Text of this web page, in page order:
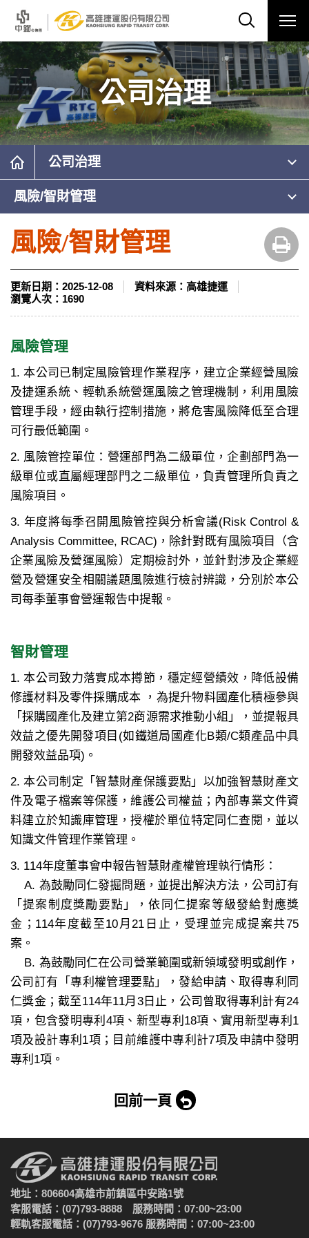
公司治理
公司治理
風險/智財管理
風險/智財管理
更新日期： 2025-12-08 資料來源： 高雄捷運
瀏覽人次： 1690
風險管理
1. 本公司已制定風險管理作業程序，建立企業經營風險
及捷運系統、輕軌系統營運風險之管理機制，利用風險
管理手段，經由執行控制措施，將危害風險降低至合理
可行最低範圍。
2. 風險管控單位：營運部門為二級單位，企劃部門為一
級單位或直屬經理部門之二級單位，負責管理所負責之
風險項目。
3. 年度將每季召開風險管控與分析會議(Risk Control &
Analysis Committee, RCAC)，除針對既有風險項目（含
企業風險及營運風險）定期檢討外，並針對涉及企業經
營及營運安全相關議題風險進行檢討辨識，分別於本公
司每季董事會營運報告中提報。
智財管理
1. 本公司致力落實成本撙節，穩定經營績效，降低設備
修護材料及零件採購成本 ，為提升物料國產化積極參與
「採購國產化及建立第2商源需求推動小組」，並提報具
效益之優先開發項目(如鐵道局國產化B類/C類產品中具
開發效益品項)。
2. 本公司制定「智慧財產保護要點」以加強智慧財產文
件及電子檔案等保護，維護公司權益；內部專業文件資
料建立於知識庫管理，授權於單位特定同仁查閱，並以
知識文件管理作業管理。
3. 114年度董事會中報告智慧財產權管理執行情形：
A. 為鼓勵同仁發掘問題，並提出解決方法，公司訂有
「提案制度獎勵要點」，依同仁提案等級發給對應獎
金；114年度截至10月21日止，受理並完成提案共75
案。
B. 為鼓勵同仁在公司營業範圍或新領域發明或創作，
公司訂有「專利權管理要點」，發給申請、取得專利同
仁獎金；截至114年11月3日止，公司曾取得專利計有24
項，包含發明專利4項、新型專利18項、實用新型專利1
項及設計專利1項；目前維護中專利計7項及申請中發明
專利1項。
回前一頁
地址：806604高雄市前鎮區中安路1號
客服電話：(07)793-8888 服務時間：07:00~23:00
輕軌客服電話：(07)793-9676 服務時間：07:00~23:00